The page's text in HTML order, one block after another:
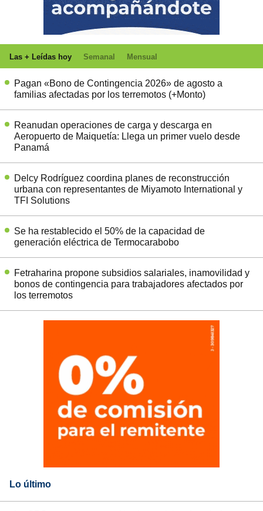
Las + Leídas hoy Semanal Mensual
Pagan «Bono de Contingencia 2026» de agosto a
familias afectadas por los terremotos (+Monto)
Reanudan operaciones de carga y descarga en
Aeropuerto de Maiquetía: Llega un primer vuelo desde
Panamá
Delcy Rodríguez coordina planes de reconstrucción
urbana con representantes de Miyamoto International y
TFI Solutions
Se ha restablecido el 50% de la capacidad de
generación eléctrica de Termocarabobo
Fetraharina propone subsidios salariales, inamovilidad y
bonos de contingencia para trabajadores afectados por
los terremotos
Lo último